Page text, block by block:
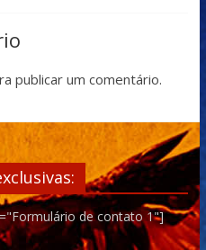
publicar um comentário.
de contato 1"]